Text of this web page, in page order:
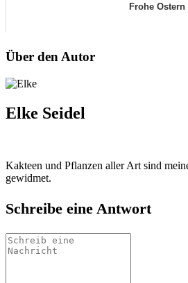
Frohe Ostern
Über den Autor
Elke Seidel
Kakteen und Pflanzen aller Art sind
gewidmet.
Schreibe eine Antwort